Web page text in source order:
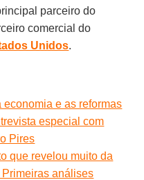
parceiro do
comercial do
Unidos.
e as reformas
especial com
Pires
que revelou muito da
análises